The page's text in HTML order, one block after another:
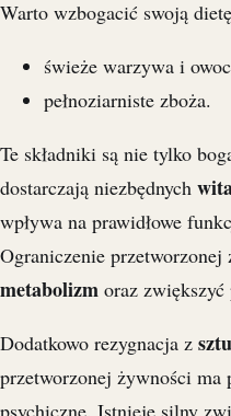
Warto wzbogacić swoją
świeże warzywa i
pełnoziarniste zboża.
Te składniki są nie tylko
dostarczają niezbędnych
wpływa na prawidłowe
Ograniczenie
metabolizm oraz zwiększyć
Dodatkowo rezygnacja z
przetworzonej żywności
psychiczne. Istnieje silny